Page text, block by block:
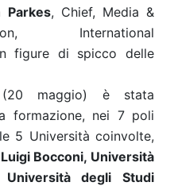
Parkes, Chief, Media &
International
figure di spicco delle
maggio) è stata
formazione, nei 7 poli
5 Università coinvolte,
Bocconi, Università
degli Studi